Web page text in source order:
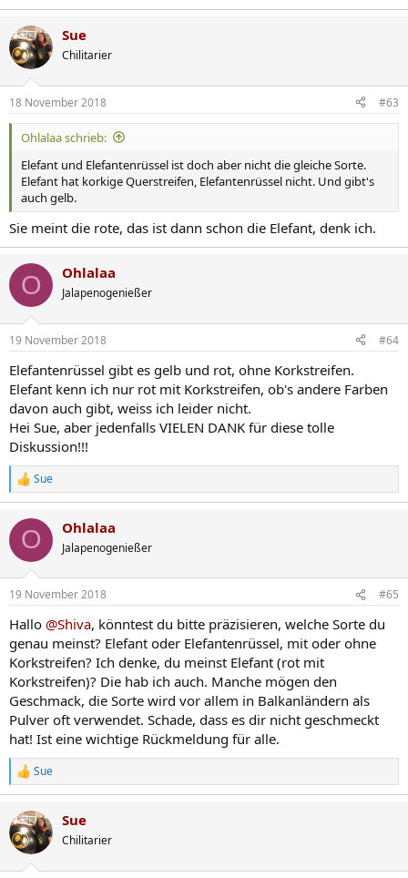
Sue
Chilitarier
18 November 2018 #63
Ohlalaa schrieb:
Elefant und Elefantenrüssel ist doch aber nicht die gleiche Sorte.
Elefant hat korkige Querstreifen, Elefantenrüssel nicht. Und gibt's
auch gelb.
Sie meint die rote, das ist dann schon die Elefant, denk ich.
O Ohlalaa
Jalapenogenießer
19 November 2018 #64
Elefantenrüssel gibt es gelb und rot, ohne Korkstreifen.
Elefant kenn ich nur rot mit Korkstreifen, ob's andere Farben
davon auch gibt, weiss ich leider nicht.
Hei Sue, aber jedenfalls VIELEN DANK für diese tolle
Diskussion!!!
R
e
k
i
e
:
Sue
O Ohlalaa
Jalapenogenießer
19 November 2018 #65
Hallo @Shiva, könntest du bitte präzisieren, welche Sorte du
genau meinst? Elefant oder Elefantenrüssel, mit oder ohne
Korkstreifen? Ich denke, du meinst Elefant (rot mit
Korkstreifen)? Die hab ich auch. Manche mögen den
Geschmack, die Sorte wird vor allem in Balkanländern als
Pulver oft verwendet. Schade, dass es dir nicht geschmeckt
hat! Ist eine wichtige Rückmeldung für alle.
R
e
k
t
i
Sue
Sue
Chilitarier